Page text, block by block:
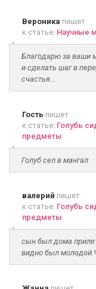
Вероника пишет
к статье: Научные
Благодарю за ваши
и сделать шаг в
счастья...
Гость пишет
к статье: Голубь
предметы
Голуб сел в мангал
валерий пишет
к статье: Голубь
предметы
сын был дома
видно был